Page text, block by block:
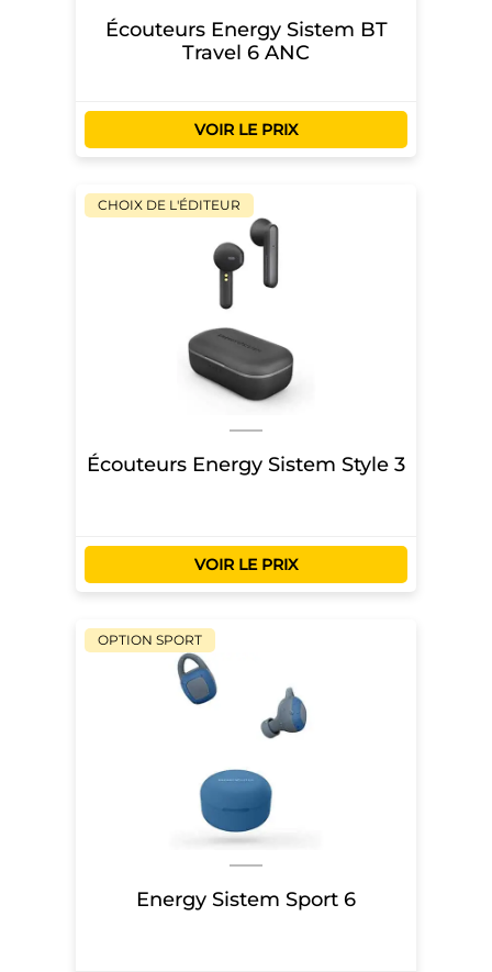
Écouteurs Energy Sistem BT
Travel 6 ANC
VOIR LE PRIX
CHOIX DE L'ÉDITEUR
Écouteurs Energy Sistem Style 3
VOIR LE PRIX
OPTION SPORT
Energy Sistem Sport 6